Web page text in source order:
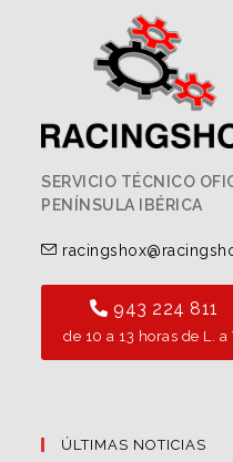
SERVICIO TÉCNICO
PENÍNSULA IBÉRICA
943 224 811
de 10 a 13 horas de L. a
ÚLTIMAS NOTICIAS